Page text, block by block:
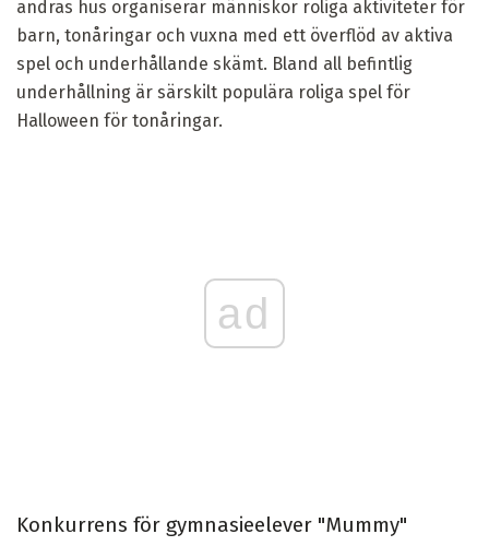
andras hus organiserar människor roliga aktiviteter för
barn, tonåringar och vuxna med ett överflöd av aktiva
spel och underhållande skämt. Bland all befintlig
underhållning är särskilt populära roliga spel för
Halloween för tonåringar.
ad
Konkurrens för gymnasieelever "Mummy"